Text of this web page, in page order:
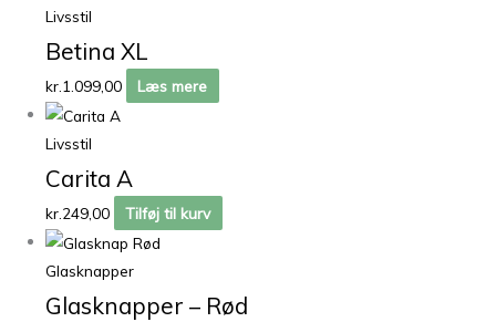
Livsstil
Betina XL
kr. 1.099,00 Læs mere
Livsstil
Carita A
kr. 249,00 Tilføj til kurv
Glasknapper
Glasknapper – Rød